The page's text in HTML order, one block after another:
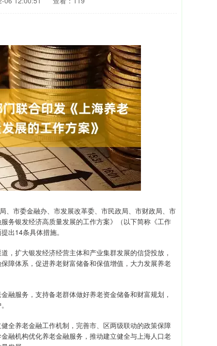
市委金融办、市发展改革委、市民政局、市财政局、市
务银发经济高质量发展的工作方案》（以下简称《工作
出14条具体措施。
扩大银发经济经营主体和产业集群发展的信贷投放，
障体系，促进养老财富储备和保值增值，大力发展养老
服务，支持备老群体做好养老资金储备和财富规划，
养老金融工作机制，完善市、区两级联动的政策保障
融机构优化养老金融服务，推动建立健全与上海人口老